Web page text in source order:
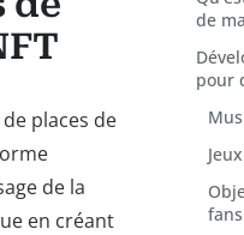
places de
de la
en créant
de
pour
fans